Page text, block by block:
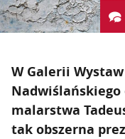
W Galerii
malarstwa
tak obszerna